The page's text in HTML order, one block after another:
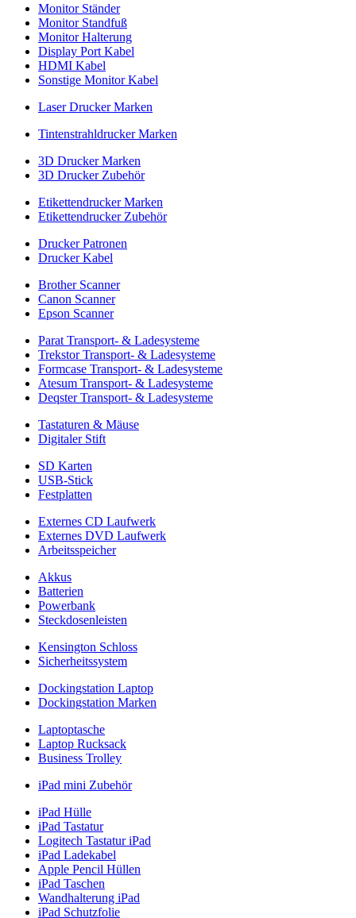
Monitor Ständer
Monitor Standfuß
Monitor Halterung
Display Port Kabel
HDMI Kabel
Sonstige Monitor Kabel
Laser Drucker Marken
Tintenstrahldrucker Marken
3D Drucker Marken
3D Drucker Zubehör
Etikettendrucker Marken
Etikettendrucker Zubehör
Drucker Patronen
Drucker Kabel
Brother Scanner
Canon Scanner
Epson Scanner
Parat Transport- & Ladesysteme
Trekstor Transport- & Ladesysteme
Formcase Transport- & Ladesysteme
Atesum Transport- & Ladesysteme
Deqster Transport- & Ladesysteme
Tastaturen & Mäuse
Digitaler Stift
SD Karten
USB-Stick
Festplatten
Externes CD Laufwerk
Externes DVD Laufwerk
Arbeitsspeicher
Akkus
Batterien
Powerbank
Steckdosenleisten
Kensington Schloss
Sicherheitssystem
Dockingstation Laptop
Dockingstation Marken
Laptoptasche
Laptop Rucksack
Business Trolley
iPad mini Zubehör
iPad Hülle
iPad Tastatur
Logitech Tastatur iPad
iPad Ladekabel
Apple Pencil Hüllen
iPad Taschen
Wandhalterung iPad
iPad Schutzfolie